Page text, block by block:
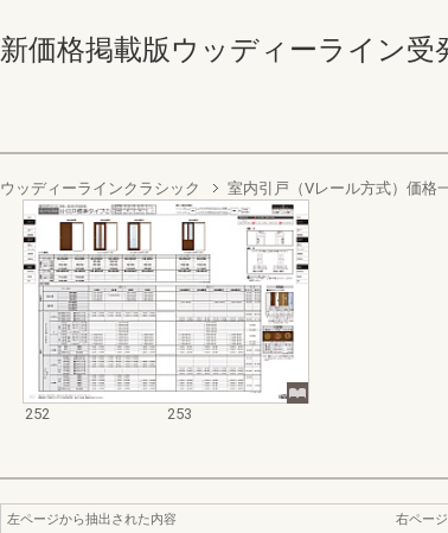
新価格掲載版ウッディーライン受
ウッディーラインクラシック 室内引戸（Vレール方式）価格
252 253
左ページから抽出された内容
右ペー